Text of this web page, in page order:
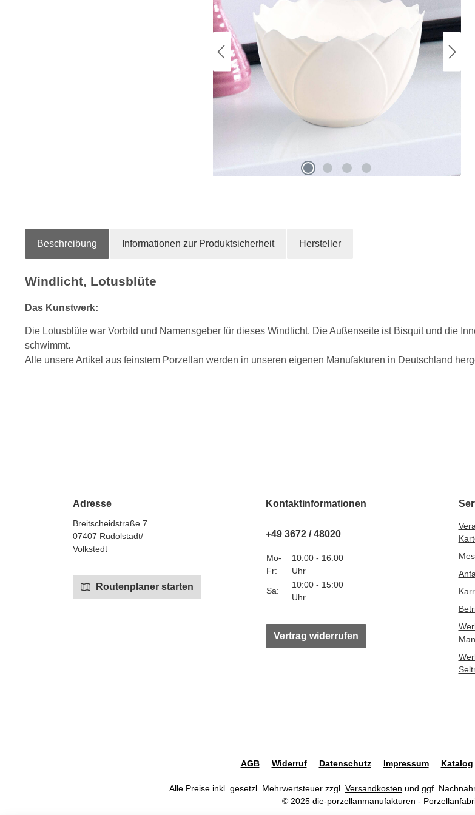
Beschreibung Informationen zur Produktsicherheit Hersteller
Windlicht, Lotusblüte
Das Kunstwerk:
Die Lotusblüte war Vorbild und Namensgeber für dieses Windlicht. Die Außenseite ist Bisquit und die
schwimmt.
Alle unsere Artikel aus feinstem Porzellan werden in unseren eigenen Manufakturen in Deutschland
Adresse
Breitscheidstraße 7
07407 Rudolstadt/
Volkstedt
Routenplaner starten
Kontaktinformationen
+49 3672 / 48020
Mo-
Fr:
10:00 - 16:00
Uhr
Sa:
10:00 - 15:00
Uhr
Vertrag widerrufen
AGB Widerruf Datenschutz Impressum Katalog
Alle Preise inkl. gesetzl. Mehrwertsteuer zzgl. Versandkosten und ggf.
© 2025 die-porzellanmanufakturen -